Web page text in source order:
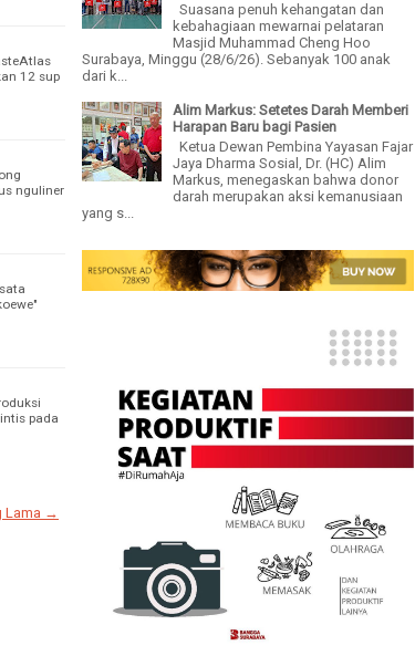
12 sup
nguliner
pada
Lama →
Suasana penuh kehangatan dan
kebahagiaan mewarnai pelataran
Masjid Muhammad Cheng Hoo
Surabaya, Minggu (28/6/26). Sebanyak 100 anak
dari k...
Alim Markus: Setetes Darah Memberi
Harapan Baru bagi Pasien
Ketua Dewan Pembina Yayasan Fajar
Jaya Dharma Sosial, Dr. (HC) Alim
Markus, menegaskan bahwa donor
darah merupakan aksi kemanusiaan
yang s...